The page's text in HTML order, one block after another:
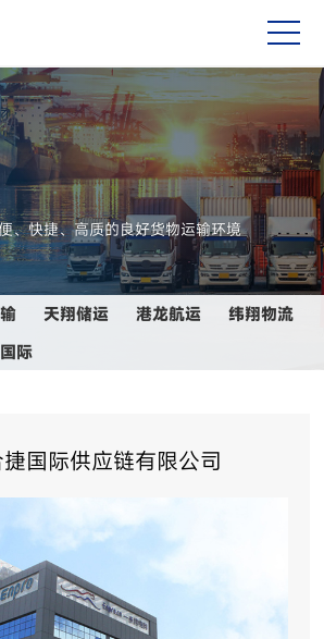
、快捷、高质的良好货物运输环境
天翔储运 港龙航运
纬翔物流
际
国际供应链有限公司